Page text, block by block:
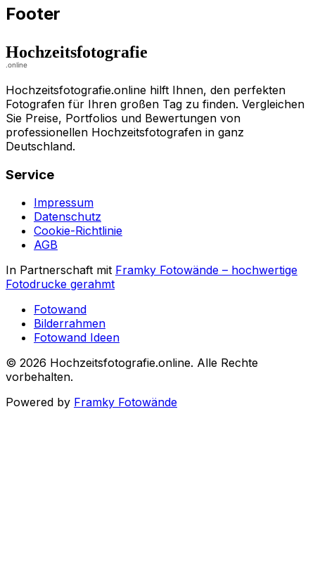
Footer
Hochzeitsfotografie.online hilft Ihnen, den perfekten
Fotografen für Ihren großen Tag zu finden. Vergleichen
Sie Preise, Portfolios und Bewertungen von
professionellen Hochzeitsfotografen in ganz
Deutschland.
Service
Impressum
Datenschutz
Cookie-Richtlinie
AGB
In Partnerschaft mit Framky Fotowände – hochwertige
Fotodrucke gerahmt
Fotowand
Bilderrahmen
Fotowand Ideen
© 2026 Hochzeitsfotografie.online. Alle Rechte
vorbehalten.
Powered by Framky Fotowände